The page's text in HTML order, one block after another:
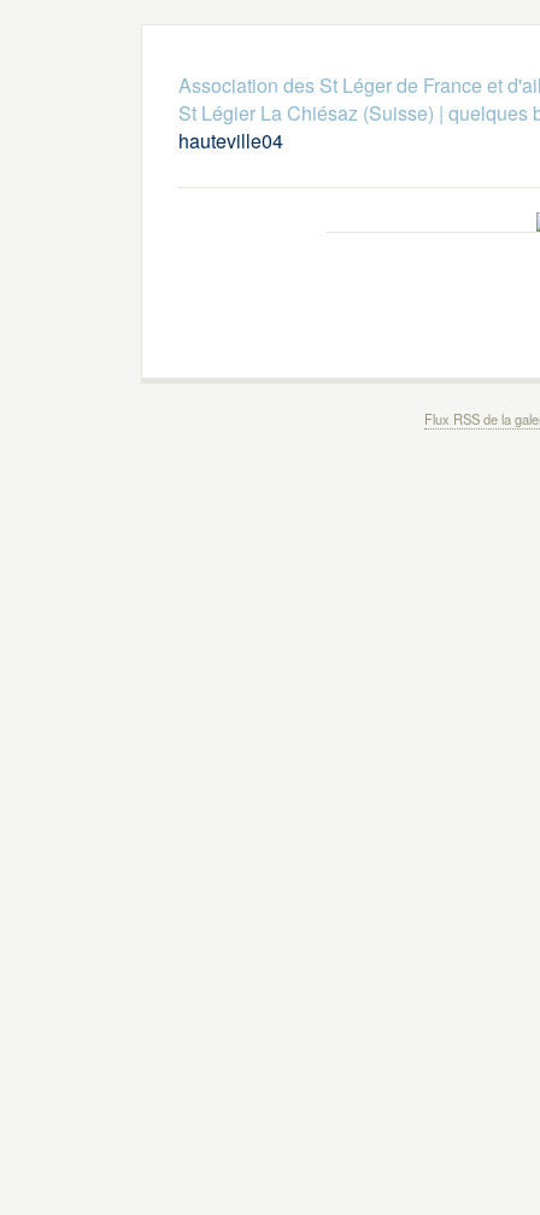
Association des St Léger de France et
St Légier La Chiésaz (Suisse) | quelques
hauteville04
Flux RSS de la